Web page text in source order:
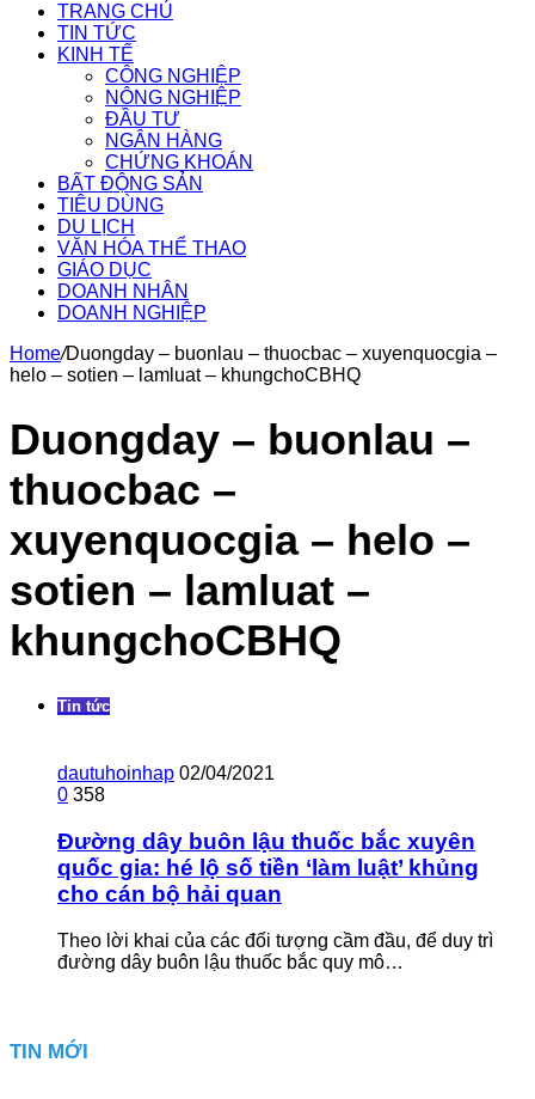
TRANG CHỦ
TIN TỨC
KINH TẾ
CÔNG NGHIỆP
NÔNG NGHIỆP
ĐẦU TƯ
NGÂN HÀNG
CHỨNG KHOÁN
BẤT ĐỘNG SẢN
TIÊU DÙNG
DU LỊCH
VĂN HÓA THỂ THAO
GIÁO DỤC
DOANH NHÂN
DOANH NGHIỆP
Home/Duongday – buonlau – thuocbac – xuyenquocgia –
helo – sotien – lamluat – khungchoCBHQ
Duongday – buonlau –
thuocbac –
xuyenquocgia – helo –
sotien – lamluat –
khungchoCBHQ
Tin tức
dautuhoinhap 02/04/2021
0 358
Đường dây buôn lậu thuốc bắc xuyên
quốc gia: hé lộ số tiền ‘làm luật’ khủng
cho cán bộ hải quan
Theo lời khai của các đối tượng cầm đầu, để duy trì
đường dây buôn lậu thuốc bắc quy mô…
TIN MỚI